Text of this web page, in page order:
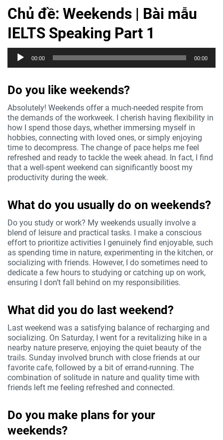
Chủ đề: Weekends | Bài mẫu
IELTS Speaking Part 1
Trình
phát
00:00 00:00
Do you like weekends?
Absolutely! Weekends offer a much-needed respite from
the demands of the workweek. I cherish having flexibility in
how I spend those days, whether immersing myself in
hobbies, connecting with loved ones, or simply enjoying
time to decompress. The change of pace helps me feel
refreshed and ready to tackle the week ahead. In fact, I find
that a well-spent weekend can significantly boost my
productivity during the week.
What do you usually do on weekends?
Do you study or work? My weekends usually involve a
blend of leisure and practical tasks. I make a conscious
effort to prioritize activities I genuinely find enjoyable, such
as spending time in nature, experimenting in the kitchen, or
socializing with friends. However, I do sometimes need to
dedicate a few hours to studying or catching up on work,
ensuring I don’t fall behind on my responsibilities.
What did you do last weekend?
Last weekend was a satisfying balance of recharging and
socializing. On Saturday, I went for a revitalizing hike in a
nearby nature preserve, enjoying the quiet beauty of the
trails. Sunday involved brunch with close friends at our
favorite cafe, followed by a bit of errand-running. The
combination of solitude in nature and quality time with
friends left me feeling refreshed and connected.
Do you make plans for your
weekends?